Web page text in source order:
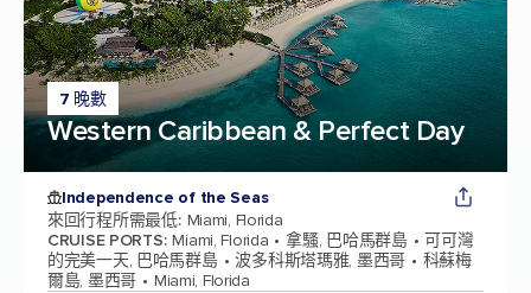
7 晚數
Western Caribbean & Perfect Day
Independence of the Seas
來回行程所需最低: Miami, Florida
CRUISE PORTS: Miami, Florida 拿騷, 巴哈馬群島
可可灣
的完美一天, 巴哈馬群島
波多科斯塔瑪雅, 墨西哥
科蘇梅
爾島, 墨西哥
Miami, Florida